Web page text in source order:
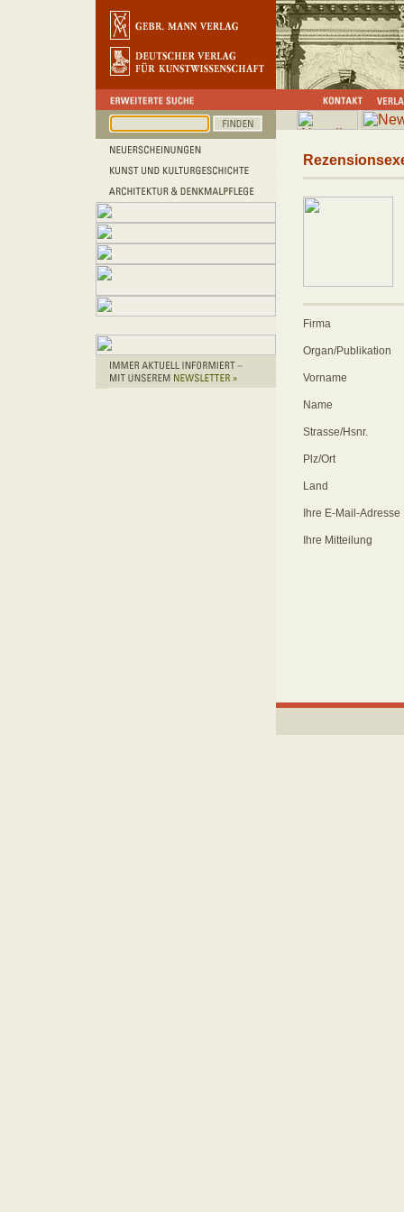
Firma
Organ/Publikation
Vorname
Name
Strasse/Hsnr.
Plz/Ort
Land
Ihre E-Mail-Adresse
Ihre Mitteilung